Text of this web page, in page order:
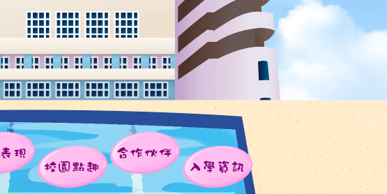
現
校園點趣
合作伙伴
入學資訊